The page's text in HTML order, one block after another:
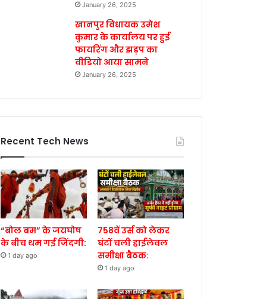
January 26, 2025
खानपुर विधायक उमेश
कुमार के कार्यालय पर हुई
फायरिंग और झड़प का
वीडियो आया सामने
January 26, 2025
Recent Tech News
“बोल बम” के जयघोष
के बीच थम गई जिंदगी:
1 day ago
758वें उर्स को लेकर
घंटों चली हाईलेवल
समीक्षा बैठक:
1 day ago